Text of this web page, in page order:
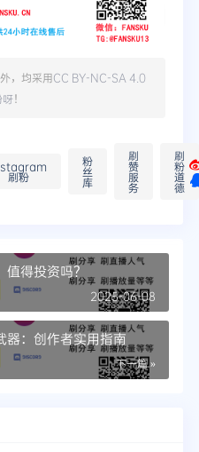
，均采用CC BY-NC-SA 4.0
呀！
刷粉
粉
丝
库
刷
赞
服
务
刷
粉
道
德
得投资吗？
2025-06-08
器：创作者实用指南
下一篇 »